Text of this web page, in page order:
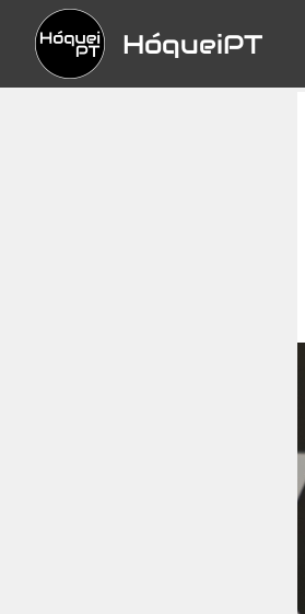
HóqueiPT